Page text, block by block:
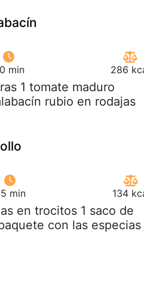
min 286
1 tomate maduro
rubio en rodajas
min 134
en trocitos 1 saco de
con las especias